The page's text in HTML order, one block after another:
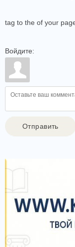
tag to the of your
Войдите:
Отправить